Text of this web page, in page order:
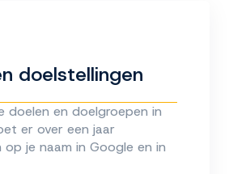
doelstellingen
doelen en doelgroepen in
er over een jaar
op je naam in Google en in